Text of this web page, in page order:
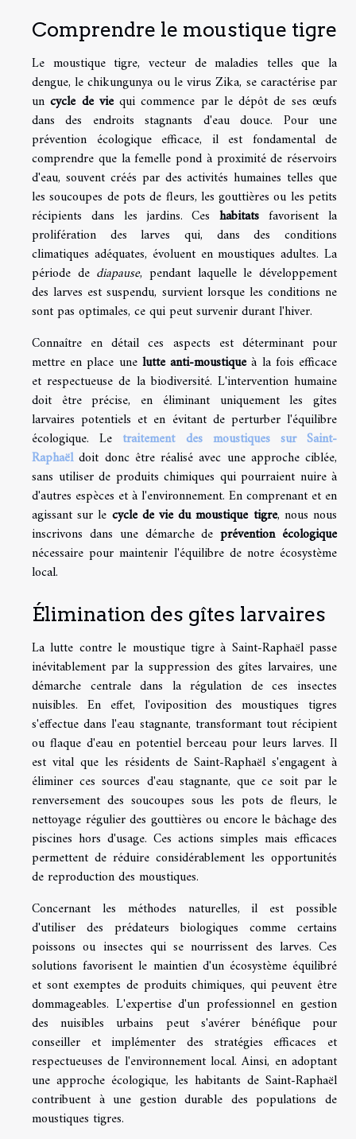
Comprendre le moustique tigre
Le moustique tigre, vecteur de maladies telles que la
dengue, le chikungunya ou le virus Zika, se caractérise par
uncycle de viequi commence par le dépôt de ses œufs
dans des endroits stagnants d'eau douce. Pour une
prévention écologique efficace, il est fondamental de
comprendre que la femelle pond à proximité de réservoirs
d'eau, souvent créés par des activités humaines telles que
les soucoupes de pots de fleurs, les gouttières ou les petits
récipients dans les jardins. Ceshabitats favorisent la
prolifération des larves qui, dans des conditions
climatiques adéquates, évoluent en moustiques adultes. La
période de diapause, pendant laquelle le développement
des larves est suspendu, survient lorsque les conditions ne
sont pas optimales, ce qui peut survenir durant l'hiver.
Connaître en détail ces aspects est déterminant pour
mettre en place une lutte anti-moustiqueà la fois efficace
et respectueuse de la biodiversité. L'intervention humaine
doit être précise, en éliminant uniquement les gîtes
larvaires potentiels et en évitant de perturber l'équilibre
écologique. Le traitement des moustiques sur Saint-
Raphaëldoit donc être réalisé avec une approche ciblée,
sans utiliser de produits chimiques qui pourraient nuire à
d'autres espèces et à l'environnement. En comprenant et en
agissant sur le cycle de vie du moustique tigre, nous nous
inscrivons dans une démarche deprévention écologique
nécessaire pour maintenir l'équilibre de notre écosystème
local.
Élimination des gîtes larvaires
La lutte contre le moustique tigre à Saint-Raphaël passe
inévitablement par la suppression des gîtes larvaires, une
démarche centrale dans la régulation de ces insectes
nuisibles. En effet, l'oviposition des moustiques tigres
s'effectue dans l'eau stagnante, transformant tout récipient
ou flaque d'eau en potentiel berceau pour leurs larves. Il
est vital que les résidents de Saint-Raphaël s'engagent à
éliminer ces sources d'eau stagnante, que ce soit par le
renversement des soucoupes sous les pots de fleurs, le
nettoyage régulier des gouttières ou encore le bâchage des
piscines hors d'usage. Ces actions simples mais efficaces
permettent de réduire considérablement les opportunités
de reproduction des moustiques.
Concernant les méthodes naturelles, il est possible
d'utiliser des prédateurs biologiques comme certains
poissons ou insectes qui se nourrissent des larves. Ces
solutions favorisent le maintien d'un écosystème équilibré
et sont exemptes de produits chimiques, qui peuvent être
dommageables. L'expertise d'un professionnel en gestion
des nuisibles urbains peut s'avérer bénéfique pour
conseiller et implémenter des stratégies efficaces et
respectueuses de l'environnement local. Ainsi, en adoptant
une approche écologique, les habitants de Saint-Raphaël
contribuent à une gestion durable des populations de
moustiques tigres.